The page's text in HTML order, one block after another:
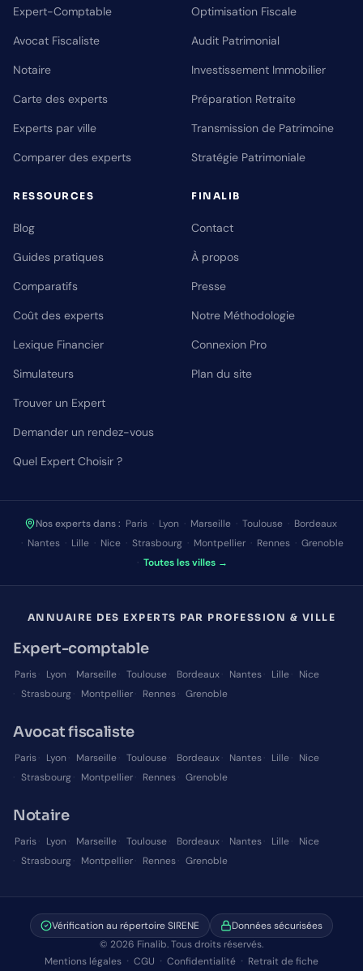
Expert-Comptable
Avocat Fiscaliste
Notaire
Carte des experts
Experts par ville
Comparer des experts
Optimisation Fiscale
Audit Patrimonial
Investissement Immobilier
Préparation Retraite
Transmission de Patrimoine
Stratégie Patrimoniale
RESSOURCES
Blog
Guides pratiques
Comparatifs
Coût des experts
Lexique Financier
Simulateurs
Trouver un Expert
Demander un rendez-vous
Quel Expert Choisir ?
FINALIB
Contact
À propos
Presse
Notre Méthodologie
Connexion Pro
Plan du site
Nos experts dans : Paris · Lyon · Marseille · Toulouse · Bordeaux
· Nantes · Lille · Nice · Strasbourg · Montpellier · Rennes · Grenoble
· Toutes les villes →
ANNUAIRE DES EXPERTS PAR PROFESSION & VILLE
Expert-comptable
Paris Lyon Marseille Toulouse Bordeaux Nantes Lille
Nice
Strasbourg Montpellier Rennes Grenoble
Avocat fiscaliste
Paris Lyon Marseille Toulouse Bordeaux Nantes Lille
Nice
Strasbourg Montpellier Rennes Grenoble
Notaire
Paris Lyon Marseille Toulouse Bordeaux Nantes Lille
Nice
Strasbourg Montpellier Rennes Grenoble
Vérification au répertoire SIRENE
Données sécurisées
© 2026 Finalib. Tous droits réservés.
Mentions légales · CGU · Confidentialité · Retrait de fiche